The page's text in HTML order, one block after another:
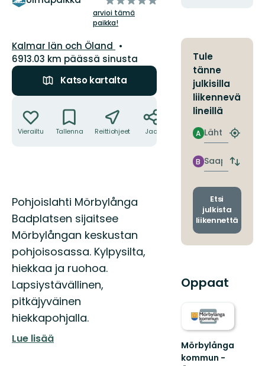
tähteä
arvioi tämä
paikka!
Kunta:
Kalmar län och Öland
6913.03 km päässä sinusta
Katso kartalta
Vierailtu Tallenna Reittiohjeet Jaa
Kuvaus
Pohjoislahti Mörbylånga
Badplatsen sijaitsee
Mörbylångan keskustan
pohjoisosassa. Kylpysilta,
hiekkaa ja ruohoa.
Lapsiystävällinen,
pitkäjyväinen
hiekkapohjalla.
Lue lisää
Tule
tänne
julkisilla
liikennevä
lineillä
Lähtö
A
Etsi
pysäkki
Saapuminen
B
Vaihda
ja
Etsi
julkista
liikennettä
Oppaat
Mörbylånga
kommun -